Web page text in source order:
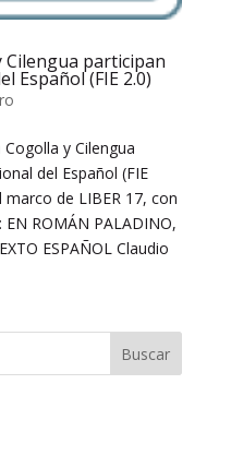
Cilengua participan
Español (FIE 2.0)
y Cilengua
del Español (FIE
de LIBER 17, con
ROMÁN PALADINO,
ESPAÑOL Claudio
Buscar